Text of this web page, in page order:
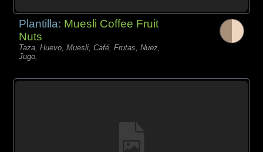
Plantilla: Muesli Coffee Fruit
Nuts
Taza, Huevo, Muesli, Café, Frutas, Nuez,
Jugo,